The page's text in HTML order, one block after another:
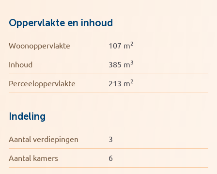
Oppervlakte en inhoud
Woonoppervlakte 107 m2
Inhoud 385 m3
Perceeloppervlakte 213 m2
Indeling
Aantal verdiepingen 3
Aantal kamers 6